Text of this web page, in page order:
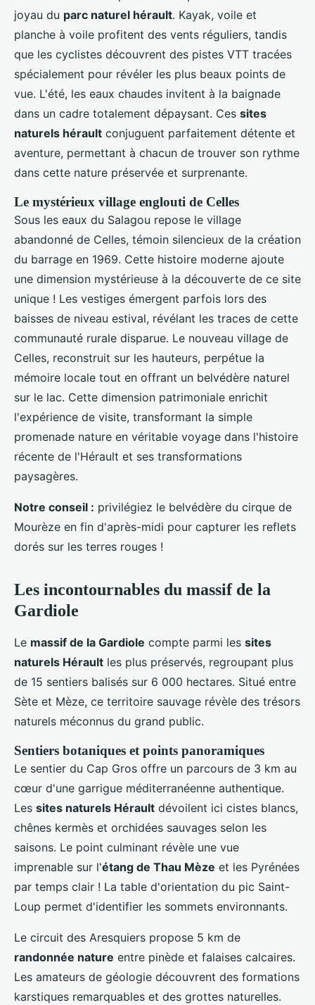
joyau du parc naturel hérault. Kayak, voile et
planche à voile profitent des vents réguliers, tandis
que les cyclistes découvrent des pistes VTT tracées
spécialement pour révéler les plus beaux points de
vue. L'été, les eaux chaudes invitent à la baignade
dans un cadre totalement dépaysant. Ces sites
naturels hérault conjuguent parfaitement détente et
aventure, permettant à chacun de trouver son rythme
dans cette nature préservée et surprenante.
Le mystérieux village englouti de Celles
Sous les eaux du Salagou repose le village
abandonné de Celles, témoin silencieux de la création
du barrage en 1969. Cette histoire moderne ajoute
une dimension mystérieuse à la découverte de ce site
unique ! Les vestiges émergent parfois lors des
baisses de niveau estival, révélant les traces de cette
communauté rurale disparue. Le nouveau village de
Celles, reconstruit sur les hauteurs, perpétue la
mémoire locale tout en offrant un belvédère naturel
sur le lac. Cette dimension patrimoniale enrichit
l'expérience de visite, transformant la simple
promenade nature en véritable voyage dans l'histoire
récente de l'Hérault et ses transformations
paysagères.
Notre conseil : privilégiez le belvédère du cirque de
Mourèze en fin d'après-midi pour capturer les reflets
dorés sur les terres rouges !
Les incontournables du massif de la
Gardiole
Le massif de la Gardiole compte parmi les sites
naturels Hérault les plus préservés, regroupant plus
de 15 sentiers balisés sur 6 000 hectares. Situé entre
Sète et Mèze, ce territoire sauvage révèle des trésors
naturels méconnus du grand public.
Sentiers botaniques et points panoramiques
Le sentier du Cap Gros offre un parcours de 3 km au
cœur d'une garrigue méditerranéenne authentique.
Les sites naturels Hérault dévoilent ici cistes blancs,
chênes kermès et orchidées sauvages selon les
saisons. Le point culminant révèle une vue
imprenable sur l'étang de Thau Mèze et les Pyrénées
par temps clair ! La table d'orientation du pic Saint-
Loup permet d'identifier les sommets environnants.
Le circuit des Aresquiers propose 5 km de
randonnée nature entre pinède et falaises calcaires.
Les amateurs de géologie découvrent des formations
karstiques remarquables et des grottes naturelles.